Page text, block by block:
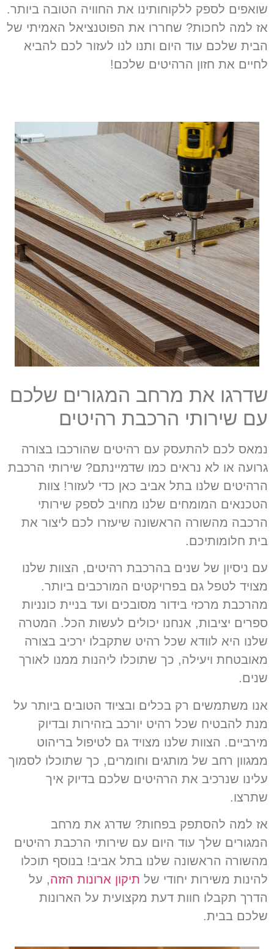
שואפים לספק ללקוחותינו את החוויה הטובה ביותר.
אז למה לחכות? שחררו את הפוטנציאל האמיתי של
הבית שלכם עוד היום ותנו לנו לעזור לכם להביא
לחיים את חזון הרהיטים שלכם!
שדרגו את מרחב המגורים שלכם
עם שירותי הרכבת רהיטים
נמאס לכם להתעסק עם רהיטים שהורכבו בצורה
גרועה או לא נראים כמו שדמיינתם? שירותי הרכבת
הרהיטים שלנו בתל אביב כאן כדי לעזור! צוות
הטכנאים המומחים שלנו מחויב לספק שירותי
הרכבה מהשורה הראשונה שיעזרו לכם ליצור את
בית חלומותיכם.
עם ניסיון של שנים בהרכבת רהיטים, הצוות שלנו
מצויד לטפל גם בפרויקטים המורכבים ביותר.
מהרכבת מרכזי בידור מסובכים ועד בניית כונניות
ספרים יציבות, אנחנו יכולים לעשות הכל. המטרה
שלנו היא לוודא שכל רהיט שתקבלו ירכיב בצורה
מאובטחת ויעילה, כך שתוכלו ליהנות ממנו לאורך
שנים.
אנו משתמשים רק בכלים ובציוד הטובים ביותר על
מנת להבטיח שכל רהיט יורכב בזהירות ובדיוק
מירביים. הצוות שלנו מצויד גם לטיפול בריהוט
ממגוון רחב של מותגים וחומרים, כך שתוכלו לסמוך
עלינו שנרכיב את הרהיטים שלכם בדיוק איך
שתרצו.
אז למה להסתפק בפחות? שדרג את מרחב
המגורים שלך עוד היום עם שירותי הרכבת רהיטים
מהשורה הראשונה שלנו בתל אביב! בנוסף תוכלו
להינות משירות יחודי של תיקון ארונות הזזה, על
הדרך תקבלו חוות דעת מקצועית על הארונות
שלכם בבית.